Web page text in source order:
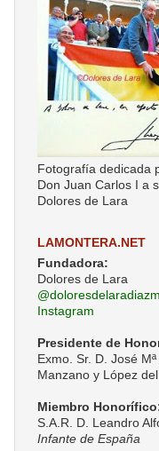
Fotografía dedicada
Don Juan Carlos I a
Dolores de Lara
LAMONTERA.NET
Fundadora:
Dolores de Lara
Instagram
Presidente de
Exmo. Sr. D. José
Manzano y López
Miembro
S.A.R. D. Leandro
Infante de España